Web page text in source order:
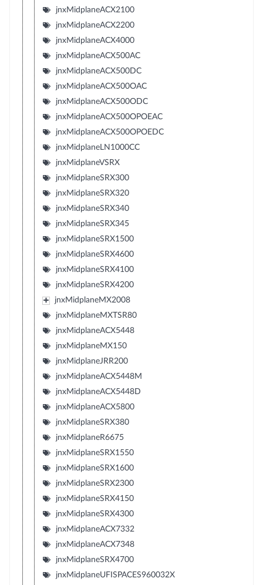
jnxMidplaneACX2100
jnxMidplaneACX2200
jnxMidplaneACX4000
jnxMidplaneACX500AC
jnxMidplaneACX500DC
jnxMidplaneACX500OAC
jnxMidplaneACX500ODC
jnxMidplaneACX500OPOEAC
jnxMidplaneACX500OPOEDC
jnxMidplaneLN1000CC
jnxMidplaneVSRX
jnxMidplaneSRX300
jnxMidplaneSRX320
jnxMidplaneSRX340
jnxMidplaneSRX345
jnxMidplaneSRX1500
jnxMidplaneSRX4600
jnxMidplaneSRX4100
jnxMidplaneSRX4200
jnxMidplaneMX2008
jnxMidplaneMXTSR80
jnxMidplaneACX5448
jnxMidplaneMX150
jnxMidplaneJRR200
jnxMidplaneACX5448M
jnxMidplaneACX5448D
jnxMidplaneACX5800
jnxMidplaneSRX380
jnxMidplaneR6675
jnxMidplaneSRX1550
jnxMidplaneSRX1600
jnxMidplaneSRX2300
jnxMidplaneSRX4150
jnxMidplaneSRX4300
jnxMidplaneACX7332
jnxMidplaneACX7348
jnxMidplaneSRX4700
jnxMidplaneUFISPACES960032X